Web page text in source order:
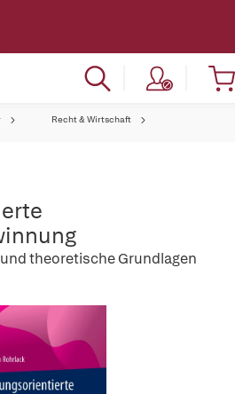
Recht & Wirtschaft
theoretische Grundlagen